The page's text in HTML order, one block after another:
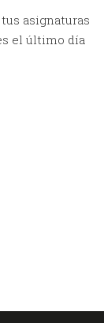
asignaturas
el último día